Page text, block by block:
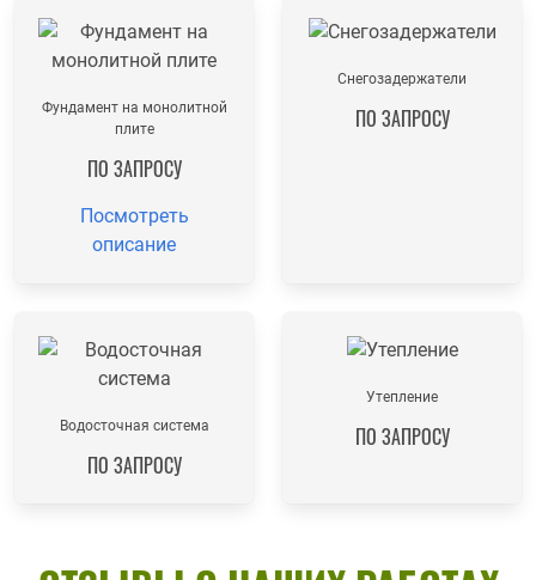
Фундамент на монолитной
плите
ПО ЗАПРОСУ
Посмотреть
описание
Снегозадержатели
ПО ЗАПРОСУ
Водосточная система
ПО ЗАПРОСУ
Утепление
ПО ЗАПРОСУ